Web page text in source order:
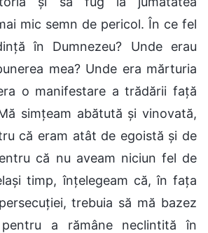
mic semn de pericol. În ce fel
în Dumnezeu? Unde erau
mea? Unde era mărturia
o manifestare a trădării față
simțeam abătută și vinovată,
că eram atât de egoistă și de
că nu aveam niciun fel de
timp, înțelegeam că, în fața
trebuia să mă bazez
pentru a rămâne neclintită în